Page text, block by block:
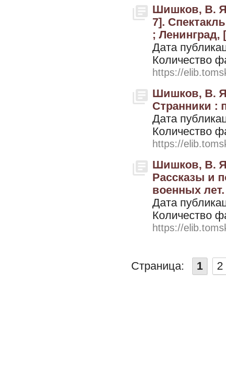
Шишков, В.
7].
; Ленинград,
Дата
Количество
https://
Шишков, В.
Странники :
Дата
Количество
https://
Шишков, В.
Рассказы и
военных
Дата
Количество
https://
Страница: 1 2